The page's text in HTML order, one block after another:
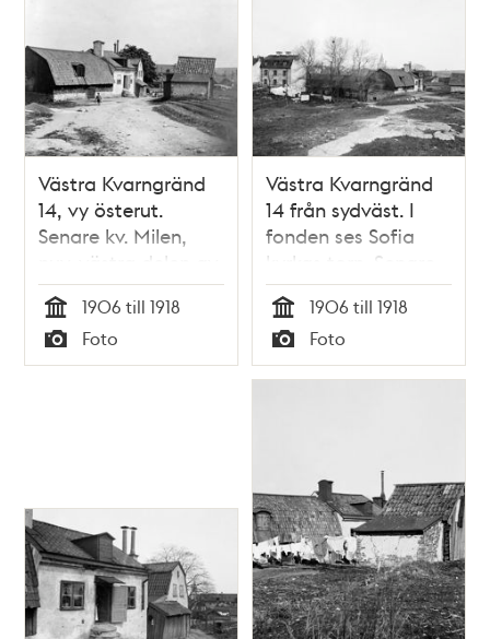
Västra Kvarngränd
14, vy österut.
Senare kv. Milen,
nuv. västra delen av
kv. Kvadraten norr
om
Allhelgonagatan.
Odlingsland till
Tid
1906 till 1918
Typ
Foto
Västra Kvarngränd
14 från sydväst. I
fonden ses Sofia
kyrkas torn. Senare
kv. Milen, nuv. västra
delen av kv.
Kvadraten norr om
Allhelgonagatan
Tid
1906 till 1918
Typ
Foto